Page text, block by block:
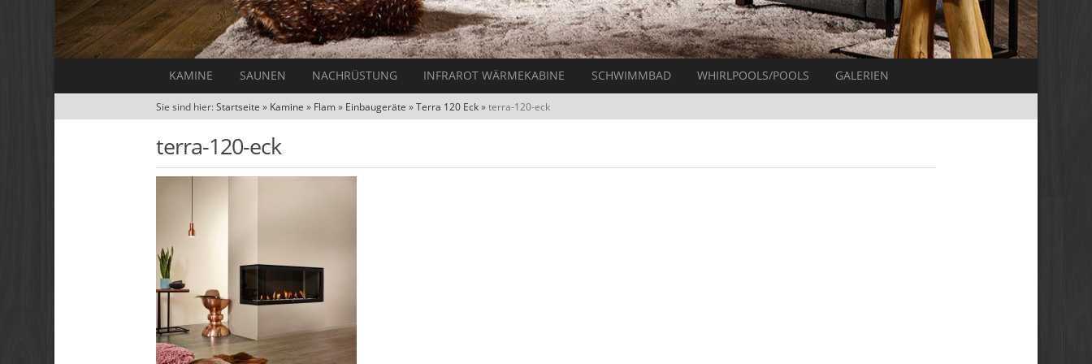
KAMINE SAUNEN NACHRÜSTUNG INFRAROT WÄRMEKABINE SCHWIMMBAD WHIRLPOOLS/POOLS GALERIEN
Sie sind hier:Startseite » Kamine » Flam» Einbaugeräte »Terra 120 Eck»terra-120-eck
terra-120-eck